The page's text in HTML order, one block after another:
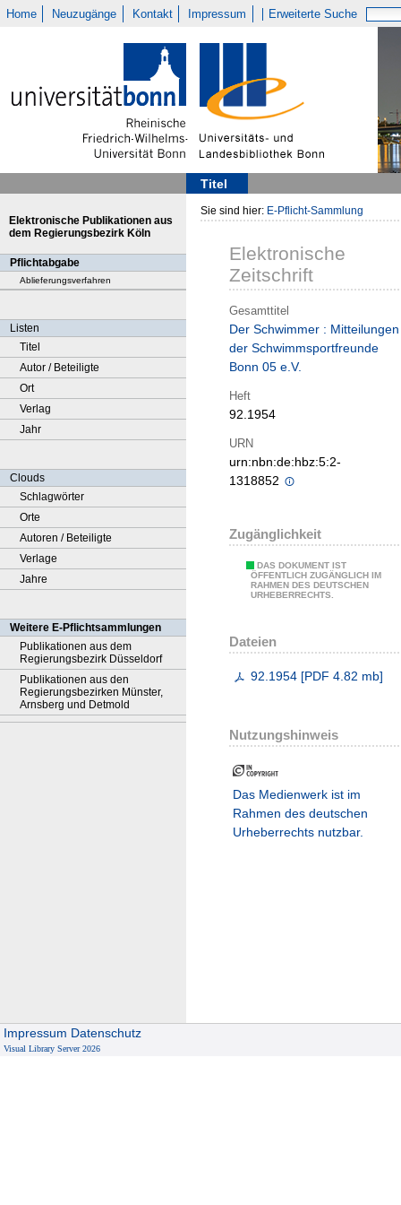
Home Neuzugänge Kontakt Impressum Erweiterte Suche
Titel
Elektronische Publikationen aus
dem Regierungsbezirk Köln
Pflichtabgabe
Ablieferungsverfahren
Listen
Titel
Autor / Beteiligte
Ort
Verlag
Jahr
Clouds
Schlagwörter
Orte
Autoren / Beteiligte
Verlage
Jahre
Weitere E-Pflichtsammlungen
Publikationen aus dem
Regierungsbezirk Düsseldorf
Publikationen aus den
Regierungsbezirken Münster,
Arnsberg und Detmold
Sie sind hier: E-Pflicht-Sammlung
Elektronische
Zeitschrift
Gesamttitel
Der Schwimmer : Mitteilungen
der Schwimmsportfreunde
Bonn 05 e.V.
Heft
92.1954
URN
urn:nbn:de:hbz:5:2-
1318852
Zugänglichkeit
DAS DOKUMENT IST
ÖFFENTLICH ZUGÄNGLICH IM
RAHMEN DES DEUTSCHEN
URHEBERRECHTS.
Dateien
92.1954 [PDF 4.82 mb]
Nutzungshinweis
Das Medienwerk ist im
Rahmen des deutschen
Urheberrechts nutzbar.
Impressum Datenschutz
Visual Library Server 2026